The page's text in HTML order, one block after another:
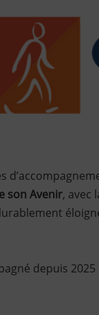
son Avenir, avec
depuis